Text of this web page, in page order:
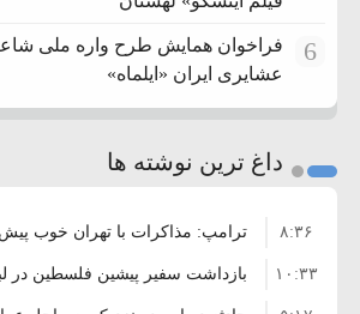
6
فراخوان همایش طرح واره ملی
عشایری ایران «ایلماه»
داغ ترین نوشته ها
ترامپ: مذاکرات با تهران خوب ۸:۳۶
بازداشت سفیر پیشین فلسطین در ۱۰:۳۳